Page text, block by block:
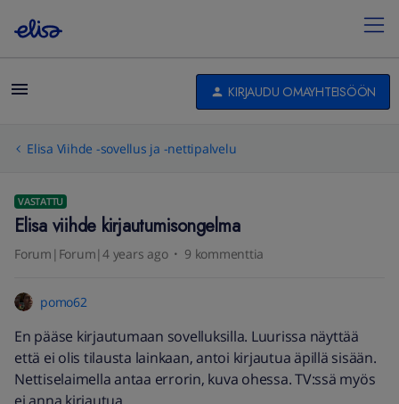
KIRJAUDU OMAYHTEISÖÖN
Elisa Viihde -sovellus ja -nettipalvelu
VASTATTU
Elisa viihde kirjautumisongelma
Forum|Forum|4 years ago 9 kommenttia
pomo62
En pääse kirjautumaan sovelluksilla. Luurissa näyttää
että ei olis tilausta lainkaan, antoi kirjautua äpillä sisään.
Nettiselaimella antaa errorin, kuva ohessa. TV:ssä myös